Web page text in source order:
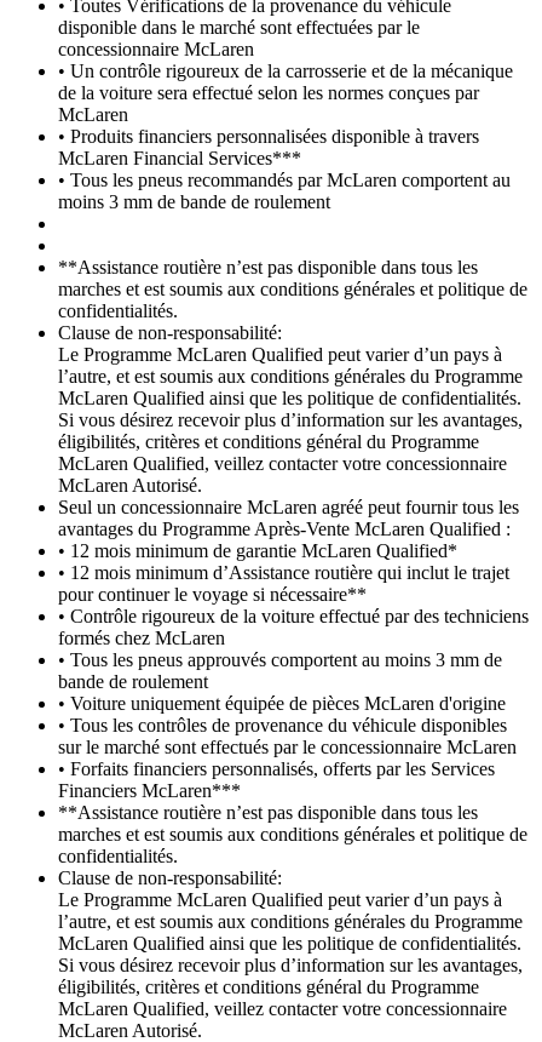
• Toutes Vérifications de la provenance du véhicule
disponible dans le marché sont effectuées par le
concessionnaire McLaren
• Un contrôle rigoureux de la carrosserie et de la mécanique
de la voiture sera effectué selon les normes conçues par
McLaren
• Produits financiers personnalisées disponible à travers
McLaren Financial Services***
• Tous les pneus recommandés par McLaren comportent au
moins 3 mm de bande de roulement
**Assistance routière n’est pas disponible dans tous les
marches et est soumis aux conditions générales et politique de
confidentialités.
Clause de non-responsabilité:
Le Programme McLaren Qualified peut varier d’un pays à
l’autre, et est soumis aux conditions générales du Programme
McLaren Qualified ainsi que les politique de confidentialités.
Si vous désirez recevoir plus d’information sur les avantages,
éligibilités, critères et conditions général du Programme
McLaren Qualified, veillez contacter votre concessionnaire
McLaren Autorisé.
Seul un concessionnaire McLaren agréé peut fournir tous les
avantages du Programme Après-Vente McLaren Qualified :
• 12 mois minimum de garantie McLaren Qualified*
• 12 mois minimum d’Assistance routière qui inclut le trajet
pour continuer le voyage si nécessaire**
• Contrôle rigoureux de la voiture effectué par des techniciens
formés chez McLaren
• Tous les pneus approuvés comportent au moins 3 mm de
bande de roulement
• Voiture uniquement équipée de pièces McLaren d'origine
• Tous les contrôles de provenance du véhicule disponibles
sur le marché sont effectués par le concessionnaire McLaren
• Forfaits financiers personnalisés, offerts par les Services
Financiers McLaren***
**Assistance routière n’est pas disponible dans tous les
marches et est soumis aux conditions générales et politique de
confidentialités.
Clause de non-responsabilité:
Le Programme McLaren Qualified peut varier d’un pays à
l’autre, et est soumis aux conditions générales du Programme
McLaren Qualified ainsi que les politique de confidentialités.
Si vous désirez recevoir plus d’information sur les avantages,
éligibilités, critères et conditions général du Programme
McLaren Qualified, veillez contacter votre concessionnaire
McLaren Autorisé.